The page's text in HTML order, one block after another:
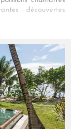
découvertes
minérales vous